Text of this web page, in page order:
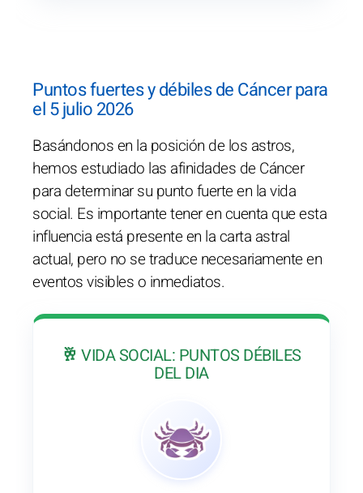
Puntos fuertes y débiles de Cáncer para
el 5 julio 2026
Basándonos en la posición de los astros,
hemos estudiado las afinidades de Cáncer
para determinar su punto fuerte en la vida
social. Es importante tener en cuenta que esta
influencia está presente en la carta astral
actual, pero no se traduce necesariamente en
eventos visibles o inmediatos.
🥂 VIDA SOCIAL: PUNTOS DÉBILES
DEL DIA